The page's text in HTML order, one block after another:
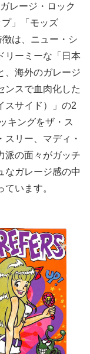
レージ・ロック
」「モッズ
徴は、ニュー・シ
リーミーな「日本
、海外のガレージ
ンスで血肉化した
スサイド）」の2
キングをザ・ス
スリー、マディ・
派の面々がガッチ
なガレージ感の中
います。